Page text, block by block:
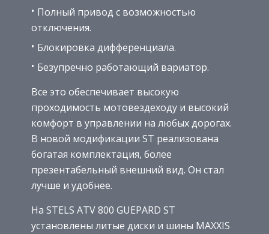
Полный привод с возможностью
отключения.
Блокировка дифференциала.
Безупречно работающий вариатор.
Все это обеспечивает высокую
проходимость мотовездеходу и высокий
комфорт в управлении на любых дорогах.
В новой модификации ST реализована
богатая комплектация, более
презентабельный внешний вид. Он стал
лучше и удобнее.
На STELS ATV 800 GUEPARD ST
установлены литые диски и шины MAXXIS